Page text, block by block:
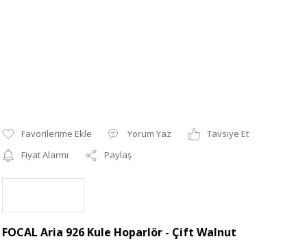
Yorum Yaz
Tavsiye Et
Fiyat Alarmı
Paylaş
FOCAL Aria 926 Kule Hoparlör - Çift Walnut